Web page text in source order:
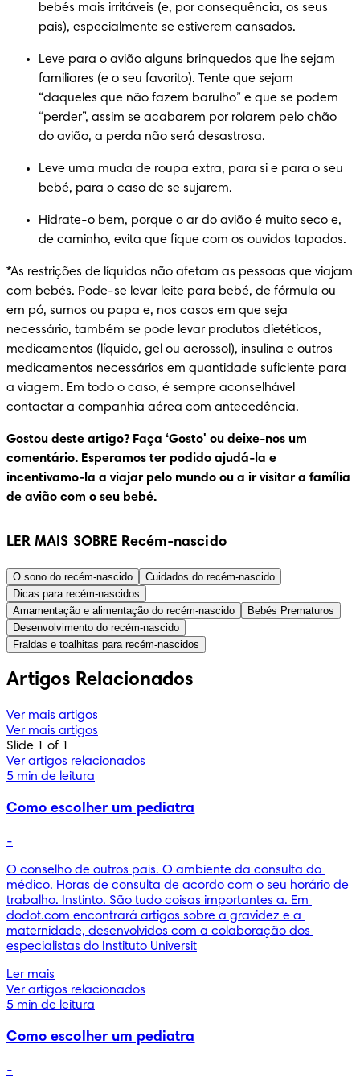
bebés mais irritáveis (e, por consequência, os seus
pais), especialmente se estiverem cansados.
Leve para o avião alguns brinquedos que lhe sejam
familiares (e o seu favorito). Tente que sejam
“daqueles que não fazem barulho” e que se podem
“perder”, assim se acabarem por rolarem pelo chão
do avião, a perda não será desastrosa.
Leve uma muda de roupa extra, para si e para o seu
bebé, para o caso de se sujarem.
Hidrate-o bem, porque o ar do avião é muito seco e,
de caminho, evita que fique com os ouvidos tapados.
*As restrições de líquidos não afetam as pessoas que viajam
com bebés. Pode-se levar leite para bebé, de fórmula ou
em pó, sumos ou papa e, nos casos em que seja
necessário, também se pode levar produtos dietéticos,
medicamentos (líquido, gel ou aerossol), insulina e outros
medicamentos necessários em quantidade suficiente para
a viagem. Em todo o caso, é sempre aconselhável
contactar a companhia aérea com antecedência.
Gostou deste artigo? Faça ‘Gosto' ou deixe-nos um
comentário. Esperamos ter podido ajudá-la e
incentivamo-la a viajar pelo mundo ou a ir visitar a família
de avião com o seu bebé.
LER MAIS SOBRE Recém-nascido
O sono do recém-nascido
Cuidados do recém-nascido
Dicas para recém-nascidos
Amamentação e alimentação do recém-nascido
Bebés Prematuros
Desenvolvimento do recém-nascido
Fraldas e toalhitas para recém-nascidos
Artigos Relacionados
Ver mais artigos
Ver mais artigos
Slide 1 of 1
Ver artigos relacionados
5 min de leitura
Como escolher um pediatra
-
O conselho de outros pais. O ambiente da consulta do
médico. Horas de consulta de acordo com o seu horário de
trabalho. Instinto. São tudo coisas importantes a. Em
dodot.com encontrará artigos sobre a gravidez e a
maternidade, desenvolvidos com a colaboração dos
especialistas do Instituto Universit
Ler mais
Ver artigos relacionados
5 min de leitura
Como escolher um pediatra
-